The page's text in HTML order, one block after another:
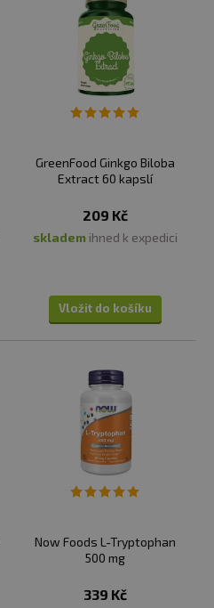
GreenFood Ginkgo Biloba
Extract 60 kapslí
209 Kč
skladem ihned k expedici
Vložit do košíku
Now Foods L-Tryptophan
500 mg
339 Kč